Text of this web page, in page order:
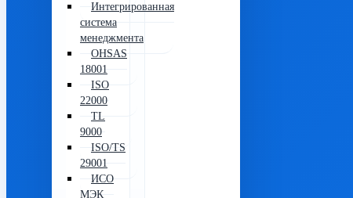
Интегрированная
система
менеджмента
OHSAS
18001
ISO
22000
TL
9000
ISO/TS
29001
ИСО
МЭК